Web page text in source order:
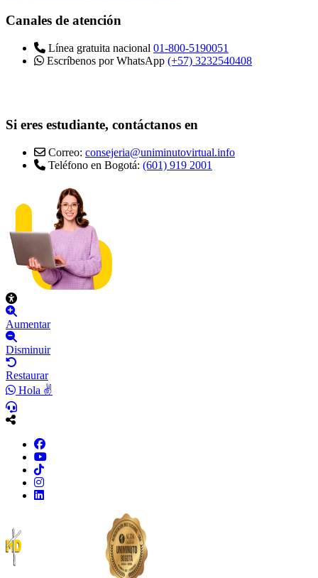
Canales de atención
Línea gratuita nacional 01-800-5190051
Escríbenos por WhatsApp (+57) 3232540408
Si eres estudiante, contáctanos en
Correo: consejeria@uniminutovirtual.info
Teléfono en Bogotá: (601) 919 2001
Aumentar
Disminuir
Restaurar
Hola ✌